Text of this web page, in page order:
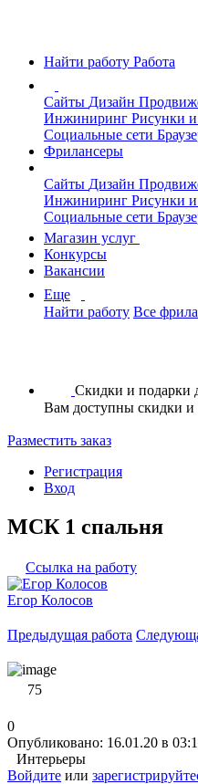
Найти работу Работа
Сайты Дизайн
Инжиниринг Рисунки
Социальные сети
Фрилансеры
Сайты Дизайн
Инжиниринг Рисунки
Социальные сети
Магазин услуг
Конкурсы
Вакансии
Еще
Найти работу Все
Скидки и подарки
Вам доступны скидки и
Разместить заказ
Регистрация
Вход
МСК 1 спальня
Ссылка на работу
Егор Колосов
Предыдущая работа
75
0
Опубликовано: 16.01.20 в
Интерьеры
Войдите или